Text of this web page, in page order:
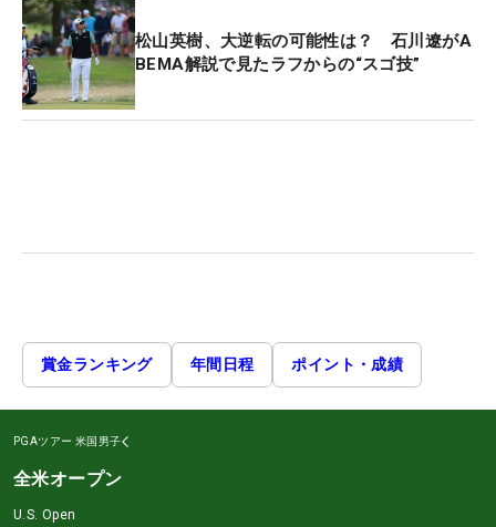
松山英樹、大逆転の可能性は？ 石川遼がA
BEMA解説で見たラフからの“スゴ技”
賞金ランキング 年間日程 ポイント・成績
PGAツアー 米国男子
全米オープン
U.S. Open